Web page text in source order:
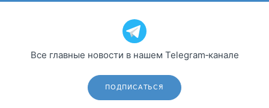
Все главные новости в нашем Telegram‑канале
ПОДПИСАТЬСЯ